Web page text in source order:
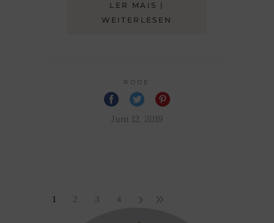
LER MAIS |
WEITERLESEN
RODE
Juni 12, 2019
1 2 3 4